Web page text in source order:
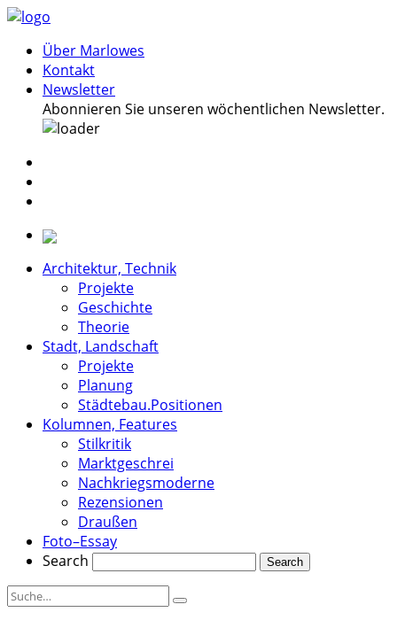
Über Marlowes
Kontakt
Newsletter
Abonnieren Sie unseren wöchentlichen Newsletter.
Architektur, Technik
Projekte
Geschichte
Theorie
Stadt, Landschaft
Projekte
Planung
Städtebau.Positionen
Kolumnen, Features
Stilkritik
Marktgeschrei
Nachkriegsmoderne
Rezensionen
Draußen
Foto–Essay
Search